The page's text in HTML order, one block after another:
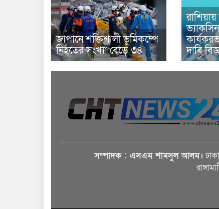
জাপানে শক্তিশালী ভূমিকম্পে
নিহতের সংখ্যা বেড়ে ৩৪
দাবি
সম্পাদক : এসএম শামসুল আলম।